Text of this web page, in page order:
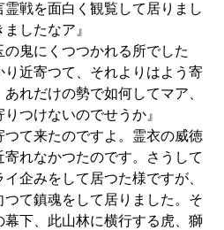
戦を面白く観覧して居りまし
したなア』
の鬼にくつつかれる所でした
近寄つて、それよりはよう寄
れだけの勢で如何してマア、
つけないのでせうか』
つて来たのですよ。霊衣の威徳
れなかつたのです。さうして
企みをして居つた様ですが、
て鎮魂をして居りました。そ
下、此山林に横行する虎、獅